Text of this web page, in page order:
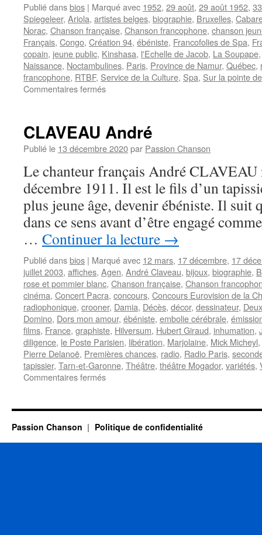
Publié dansbios | Marqué avec 1952, 29 août, 29 août 1952,
Spiegeleer, Ariola, artistes belges, biographie, Bruxelles,
Norac, Chanson française, Chanson francophone, chanson
Français, Congo, Création 94, ébéniste, Francofolies de Spa,
copain, jeune public, Kinshasa, l'Echelle de Jacob, La Soupape
Naissance, Noctambulines, Paris, Province de Namur, Québec,
francophone, RTBF, Service de la Culture, Spa, Sur la pointe
Commentaires ferméssur
CLAVEAU André
Publié le 13 décembre 2020par Passion Chanson
Le chanteur français André CLAVEAU
décembre 1911. Il est le fils d’un
plus jeune âge, devenir ébéniste. Il suit
dans ce sens avant d’être engagé
… Continuer la lecture →
Publié dansbios | Marqué avec 12 mars, 17 décembre, 17
juillet 2003, affiches, Agen, André Claveau, bijoux, biographie,
rose et pommier blanc, Chanson française, Chanson
cinéma, Concert Pacra, concours, Concours Eurovision de la
radiophonique, crooner, Damia, Décès, décor, dessinateur,
Domino, Dors mon amour, ébéniste, embolie cérébrale,
films, France, graphiste, Hilversum, Hubert Giraud, inhumation,
diligence, le Poste Parisien, libération, Marjolaine, Mick Micheyl,
Pierre Delanoë, Premières chances, radio, Radio Paris,
tapissier, Tarn-et-Garonne, Théâtre, théâtre Mogador, variétés,
Commentaires ferméssur
Passion Chanson Politique de confidentialité